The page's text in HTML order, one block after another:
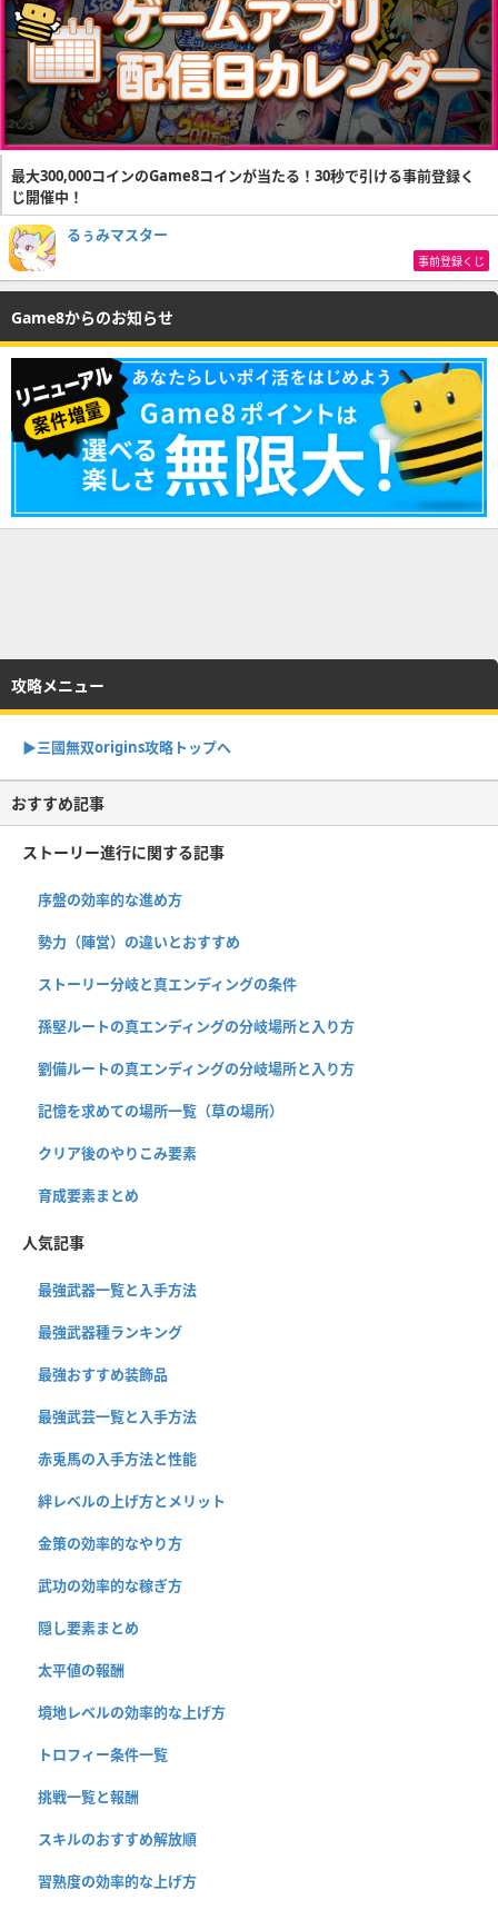
最大300,000コインのGame8コインが当たる！30秒で引ける事前登録く
じ開催中！
るぅみマスター
事前登録くじ
Game8からのお知らせ
攻略メニュー
▶︎三國無双origins攻略トップへ
おすすめ記事
ストーリー進行に関する記事
序盤の効率的な進め方
勢力（陣営）の違いとおすすめ
ストーリー分岐と真エンディングの条件
孫堅ルートの真エンディングの分岐場所と入り方
劉備ルートの真エンディングの分岐場所と入り方
記憶を求めての場所一覧（草の場所）
クリア後のやりこみ要素
育成要素まとめ
人気記事
最強武器一覧と入手方法
最強武器種ランキング
最強おすすめ装飾品
最強武芸一覧と入手方法
赤兎馬の入手方法と性能
絆レベルの上げ方とメリット
金策の効率的なやり方
武功の効率的な稼ぎ方
隠し要素まとめ
太平値の報酬
境地レベルの効率的な上げ方
トロフィー条件一覧
挑戦一覧と報酬
スキルのおすすめ解放順
習熟度の効率的な上げ方